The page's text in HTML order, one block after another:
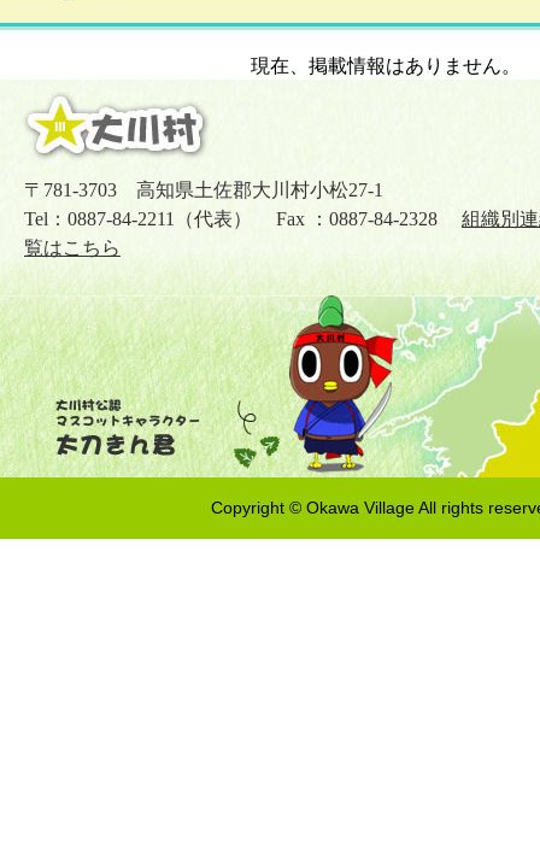
現在、掲載情報はありません。
〒781-3703 高知県土佐郡大川村小松27-1
Tel：0887-84-2211（代表） Fax ：0887-84-2328 組織別
覧はこちら
Copyright © Okawa Village All rights